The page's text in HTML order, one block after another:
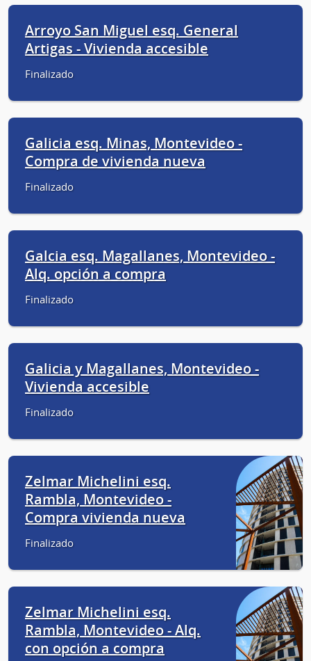
Arroyo San Miguel esq. General
Artigas - Vivienda accesible
Finalizado
Galicia esq. Minas, Montevideo -
Compra de vivienda nueva
Finalizado
Galcia esq. Magallanes, Montevideo -
Alq. opción a compra
Finalizado
Galicia y Magallanes, Montevideo -
Vivienda accesible
Finalizado
Zelmar Michelini esq.
Rambla, Montevideo -
Compra vivienda nueva
Finalizado
Zelmar Michelini esq.
Rambla, Montevideo - Alq.
con opción a compra